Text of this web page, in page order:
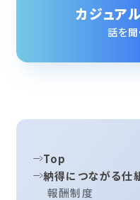
カジュア
話を聞
Top
納得につながる仕
報酬制度